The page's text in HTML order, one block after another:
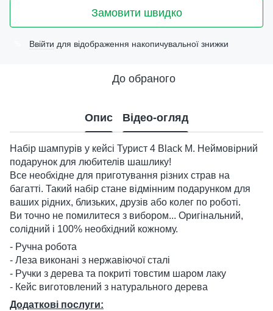
Замовити швидко
Ввійти для відображення накопичувальної знижки
До обраного
Опис Відео-огляд
Набір шампурів у кейсі Турист 4 Black M. Неймовірний
подарунок для любителів шашлику!
Все необхідне для приготування різних страв на
багатті. Такий набір стане відмінним подарунком для
ваших рідних, близьких, друзів або колег по роботі.
Ви точно не помилитеся з вибором... Оригінальний,
солідний і 100% необхідний кожному.
- Ручна робота
- Леза виконані з нержавіючої сталі
- Ручки з дерева та покриті товстим шаром лаку
- Кейс виготовлений з натурального дерева
Додаткові послуги: